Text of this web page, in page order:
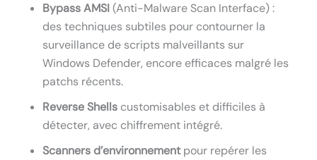
Bypass AMSI(Anti-Malware Scan Interface) :
des techniques subtiles pour contourner la
surveillance de scripts malveillants sur
Windows Defender, encore efficaces malgré les
patchs récents.
Reverse Shells customisables et difficiles à
détecter, avec chiffrement intégré.
Scanners d’environnementpour repérer les